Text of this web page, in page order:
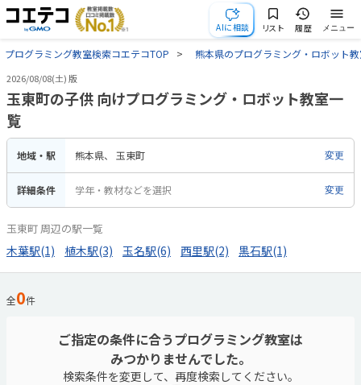
AIに相談 リスト 履歴 メニュー
プログラミング教室検索コエテコTOP 熊本県のプログラミング・ロボット
2026/08/08(土) 版
玉東町の子供 向けプログラミング・ロボット教室一
覧
地域・駅 熊本県 玉東町 変更
詳細条件 学年・教材などを選択 変更
玉東町 周辺の駅一覧
木葉駅(1) 植木駅(3) 玉名駅(6) 西里駅(2) 黒石駅(1)
全0件
ご指定の条件に合うプログラミング教室は
みつかりませんでした。
検索条件を変更して、再度検索してください。